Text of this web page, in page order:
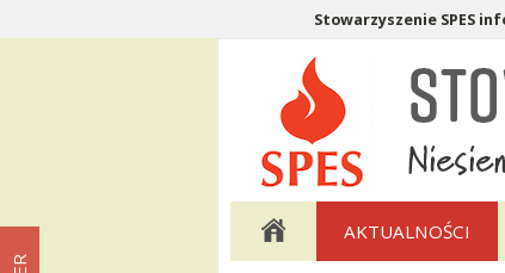
Stowarzyszenie SPES
Menu pomocnicze
Menu główne
AKTUALNOŚCI